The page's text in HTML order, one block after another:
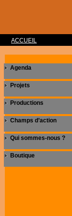
ACCUEIL
Agenda
Projets
Productions
Champs d’action
Qui sommes-nous ?
Boutique